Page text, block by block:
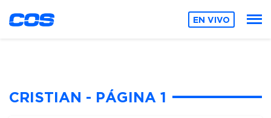
EN VIVO
CRISTIAN - PÁGINA 1